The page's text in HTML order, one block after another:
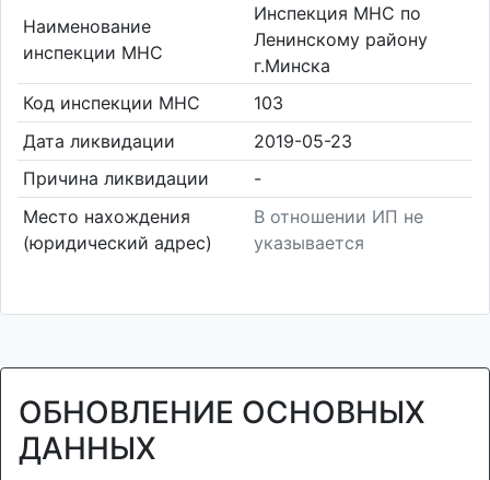
Наименование
инспекции МНС
Инспекция МНС по
Ленинскому району
г.Минска
Код инспекции МНС
103
Дата ликвидации
2019-05-23
Причина ликвидации
-
Место нахождения
(юридический адрес)
В отношении ИП не
указывается
ОБНОВЛЕНИЕ ОСНОВНЫХ
ДАННЫХ